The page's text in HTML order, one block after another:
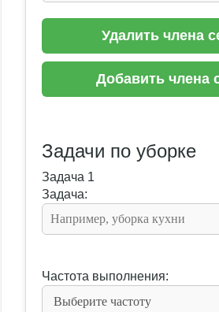
Удалить члена
Добавить члена
Задачи по уборке
Задача 1
Задача:
Частота выполнения: